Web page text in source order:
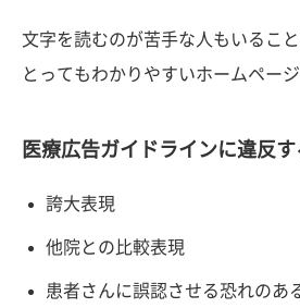
文字を読むのが苦手な人もいるこ
とってもわかりやすいホームペー
医療広告ガイドラインに違反
誇大表現
他院との比較表現
患者さんに誤認させる恐れのあ